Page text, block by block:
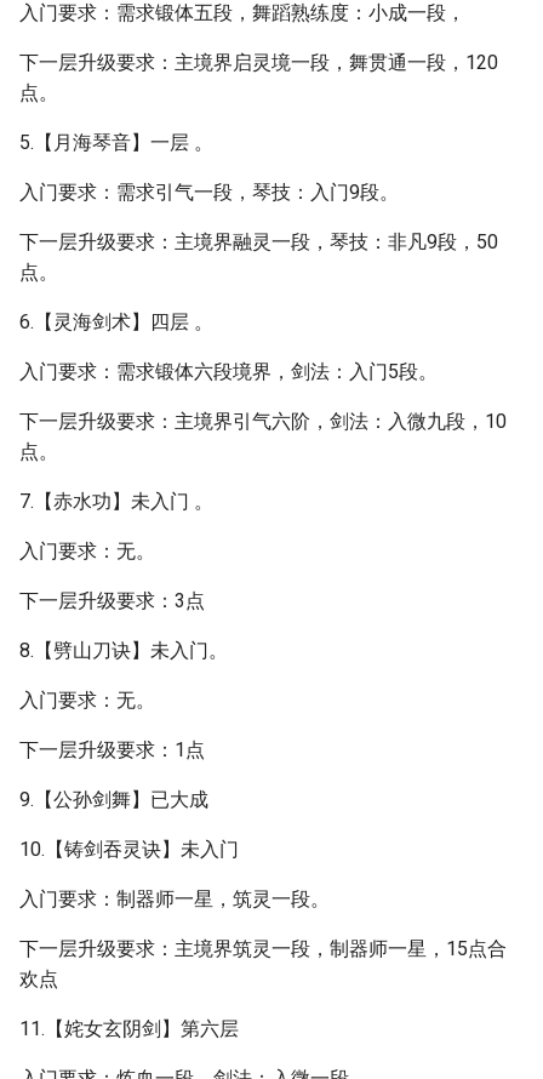
入门要求：需求锻体五段，舞蹈熟练度：小成一段，
下一层升级要求：主境界启灵境一段，舞贯通一段，120
点。
5.【月海琴音】一层 。
入门要求：需求引气一段，琴技：入门9段。
下一层升级要求：主境界融灵一段，琴技：非凡9段，50
点。
6.【灵海剑术】四层 。
入门要求：需求锻体六段境界，剑法：入门5段。
下一层升级要求：主境界引气六阶，剑法：入微九段，10
点。
7.【赤水功】未入门 。
入门要求：无。
下一层升级要求：3点
8.【劈山刀诀】未入门。
入门要求：无。
下一层升级要求：1点
9.【公孙剑舞】已大成
10.【铸剑吞灵诀】未入门
入门要求：制器师一星，筑灵一段。
下一层升级要求：主境界筑灵一段，制器师一星，15点合
欢点
11.【姹女玄阴剑】第六层